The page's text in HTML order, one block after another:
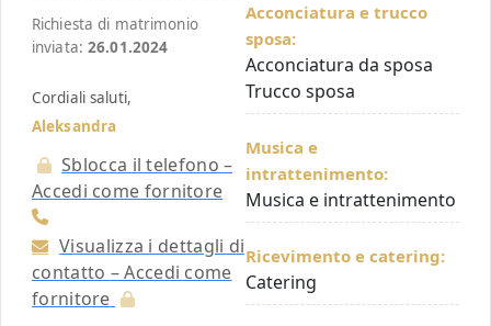
Richiesta di matrimonio
inviata:26.01.2024
Cordiali saluti,
Aleksandra
Sblocca il telefono –
Accedi come fornitore
Visualizza i dettagli di
contatto – Accedi come
fornitore
Acconciatura e trucco
sposa:
Acconciatura da sposa
Trucco sposa
Musica e
intrattenimento:
Musica e intrattenimento
Ricevimento e catering:
Catering